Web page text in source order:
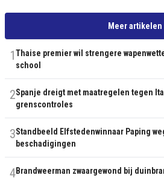
Meer artikelen
1Thaise premier wil strengere
school
2Spanje dreigt met maatregelen tegen
grenscontroles
3Standbeeld Elfstedenwinnaar Paping
beschadigingen
4Brandweerman zwaargewond bij